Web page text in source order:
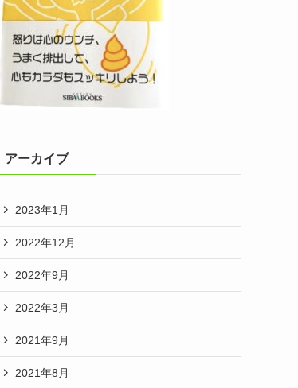
アーカイブ
2023年1月
2022年12月
2022年9月
2022年3月
2021年9月
2021年8月